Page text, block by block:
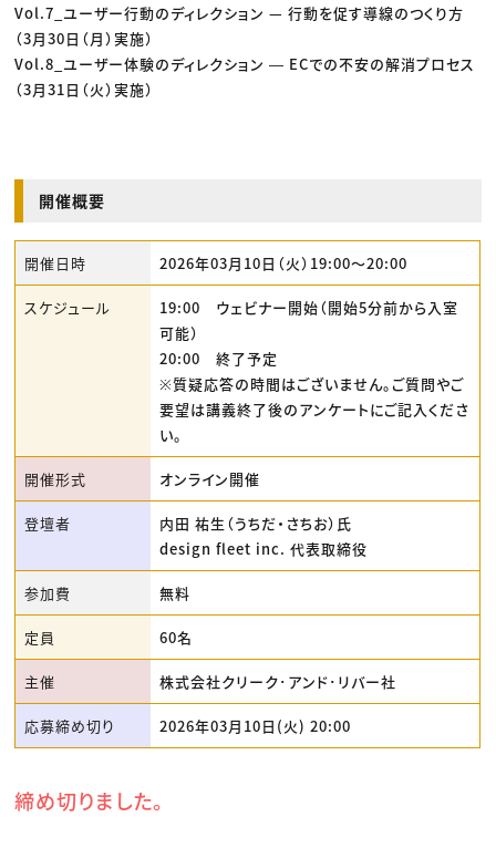
Vol.7_ユーザー行動のディレクション — 行動を促す導線のつくり方
（3月30日（月）実施）
Vol.8_ユーザー体験のディレクション ― ECでの不安の解消プロセス
（3月31日（火）実施）
開催概要
開催日時 2026年03月10日（火）19:00〜20:00
スケジュール
19:00 ウェビナー開始（開始5分前から入室
可能）
20:00 終了予定
※質疑応答の時間はございません。ご質問やご
要望は講義終了後のアンケートにご記入くださ
い。
開催形式 オンライン開催
登壇者
内田 祐生（うちだ・さちお）氏
design fleet inc. 代表取締役
参加費 無料
定員 60名
主催 株式会社クリーク･アンド･リバー社
応募締め切り 2026年03月10日(火) 20:00
締め切りました。